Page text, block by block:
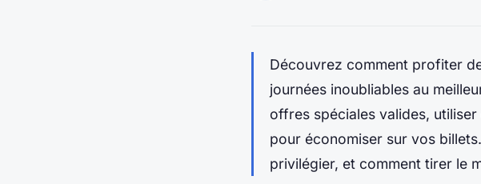
Découvrez comment profiter
journées inoubliables au
offres spéciales valides,
pour économiser sur vos
privilégier, et comment tirer le